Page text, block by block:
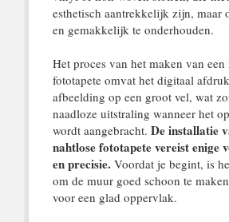
esthetisch aantrekkelijk zijn, maar
en gemakkelijk te onderhouden.
Het proces van het maken van een
fototapete omvat het digitaal
afbeelding op een groot vel, wat
naadloze uitstraling wanneer het
wordt aangebracht. De installatie
nahtlose fototapete vereist enige
en precisie. Voordat je begint, is
om de muur goed schoon te
voor een glad oppervlak.